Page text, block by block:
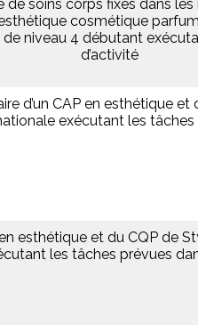
soins corps fixés dans
cosmétique
de niveau 4 débutant
d’activité
d’un CAP en esthétique
exécutant les tâches
esthétique et du CQP de
les tâches prévues